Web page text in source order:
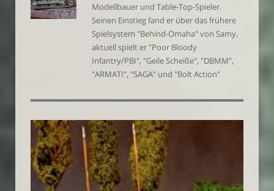
Modellbauer und Table-Top-Spieler.
Seinen Einstieg fand er über das frühere
Spielsystem "Behind-Omaha" von Samy,
aktuell spielt er "Poor Bloody
Infantry/PBI", "Geile Scheiße", "DBMM",
"ARMATI", "SAGA" und "Bolt Action"